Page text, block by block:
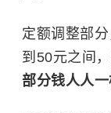
定额调整部
到50元之间
部分钱人人